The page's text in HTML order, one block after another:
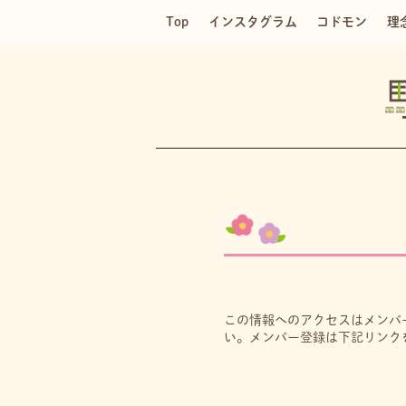
Top インスタグラム コドモン 理
この情報へのアクセスはメン
い。メンバー登録は下記リンク